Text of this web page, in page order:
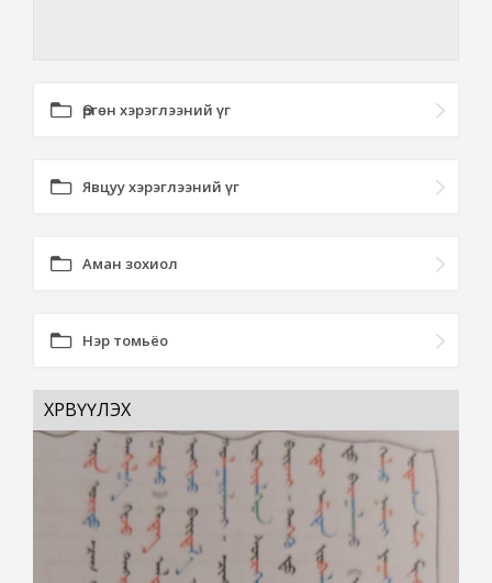
Өргөн хэрэглээний үг
Явцуу хэрэглээний үг
Аман зохиол
Нэр томьёо
ХӨРВҮҮЛЭХ